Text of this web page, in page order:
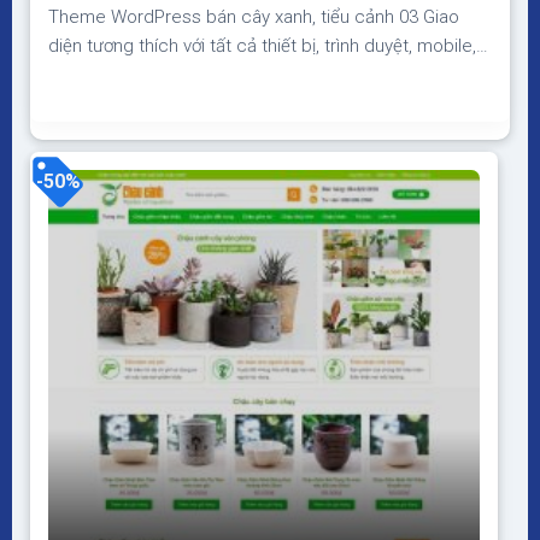
Theme WordPress bán cây xanh, tiểu cảnh 03 Giao
diện tương thích với tất cả thiết bị, trình duyệt, mobile,
sạch hoàn toàn 100%...
-50%